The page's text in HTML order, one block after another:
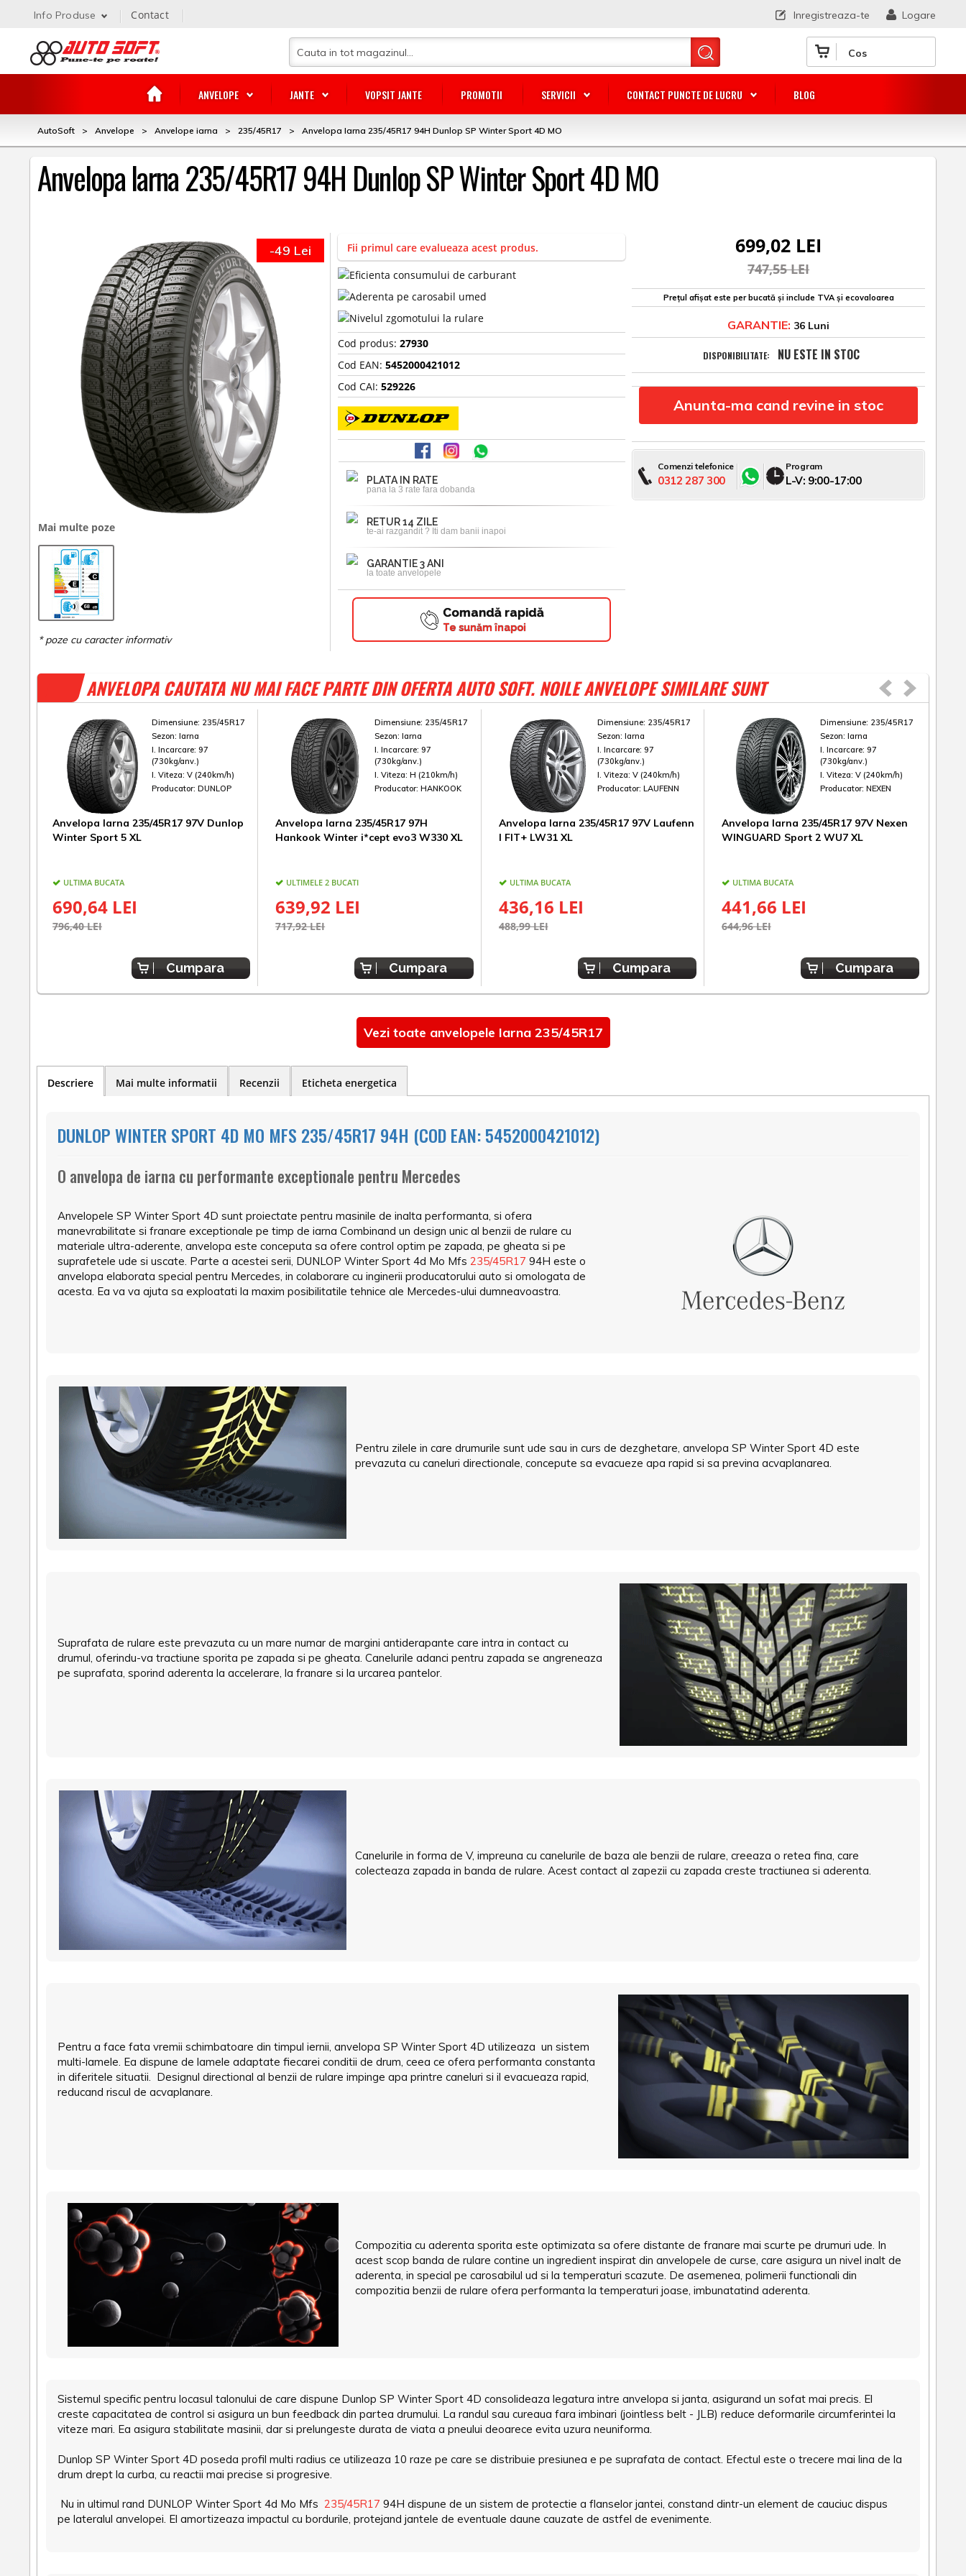
Cos
ANVELOPE JANTE VOPSIT JANTE PROMOTII SERVICII CONTACT PUNCTE DE LUCRU BLOG
Logare
Inregistreaza-te
Info Produse Contact
AutoSoft > Anvelope > Anvelope iarna > 235/45R17 > Anvelopa Iarna 235/45R17 94H Dunlop SP Winter Sport 4D MO
Anvelopa Iarna 235/45R17 94H Dunlop SP Winter Sport 4D MO
Mai multe poze
-49 Lei Fii primul care evalueaza acest produs.
Cod produs:27930
Cod EAN:5452000421012
Cod CAI:529226
PLATA IN RATE
pana la 3 rate fara dobanda
RETUR 14 ZILE
te-ai razgandit ? Iti dam banii inapoi
GARANTIE 3 ANI
la toate anvelopele
Comandă rapidă
Te sunăm înapoi
699,02 LEI
747,55 LEI
Prețul afișat este per bucată și include TVA și ecovaloarea
GARANTIE: 36 Luni
DISPONIBILITATE: NU ESTE IN STOC
Anunta-ma cand revine in stoc
Comenzi telefonice
0312 287 300
Program
L-V: 9:00-17:00
ANVELOPA CAUTATA NU MAI FACE PARTE DIN OFERTA AUTO SOFT. NOILE ANVELOPE SIMILARE SUNT
Dimensiune: 235/45R17
Sezon: Iarna
I. Incarcare: 97
(730kg/anv.)
I. Viteza: V (240km/h)
Producator: DUNLOP
Anvelopa Iarna 235/45R17 97V Dunlop
Winter Sport 5 XL
ULTIMA BUCATA
690,64 LEI
796,40 LEI
Cumpara
Dimensiune: 235/45R17
Sezon: Iarna
I. Incarcare: 97
(730kg/anv.)
I. Viteza: H (210km/h)
Producator: HANKOOK
Anvelopa Iarna 235/45R17 97H
Hankook Winter i*cept evo3 W330 XL
ULTIMELE 2 BUCATI
639,92 LEI
717,92 LEI
Cumpara
Dimensiune: 235/45R17
Sezon:Iarna
I. Incarcare:97
(730kg/anv.)
I. Viteza:V (240km/h)
Producator:LAUFENN
Anvelopa Iarna 235/45R17 97V Laufenn
I FIT+ LW31 XL
ULTIMA BUCATA
436,16 LEI
488,99 LEI
Cumpara
Dimensiune: 235/45R17
Sezon:Iarna
I. Incarcare:97
(730kg/anv.)
I. Viteza:V (240km/h)
Producator:NEXEN
Anvelopa Iarna 235/45R17 97V Nexen
WINGUARD Sport 2 WU7 XL
ULTIMA BUCATA
441,66 LEI
644,96 LEI
Cumpara
Vezi toate anvelopele Iarna 235/45R17
Descriere Mai multe informatii Recenzii Eticheta energetica
DUNLOP WINTER SPORT 4D MO MFS 235/45R17 94H (COD EAN: 5452000421012)
O anvelopa de iarna cu performante exceptionale pentru Mercedes
Anvelopele SP Winter Sport 4D sunt proiectate pentru masinile de inalta performanta, si ofera
manevrabilitate si franare exceptionale pe timp de iarna Combinand un design unic al benzii de rulare cu
materiale ultra-aderente, anvelopa este conceputa sa ofere control optim pe zapada, pe gheata si pe
suprafetele ude si uscate. Parte a acestei serii, DUNLOP Winter Sport 4d Mo Mfs 235/45R17 94H este o
anvelopa elaborata special pentru Mercedes, in colaborare cu inginerii producatorului auto si omologata de
acesta. Ea va va ajuta sa exploatati la maxim posibilitatile tehnice ale Mercedes-ului dumneavoastra.
Pentru zilele in care drumurile sunt ude sau in curs de dezghetare, anvelopa SP Winter Sport 4D este
prevazuta cu caneluri directionale, concepute sa evacueze apa rapid si sa previna acvaplanarea.
Suprafata de rulare este prevazuta cu un mare numar de margini antiderapante care intra in contact cu
drumul, oferindu-va tractiune sporita pe zapada si pe gheata. Canelurile adanci pentru zapada se angreneaza
pe suprafata, sporind aderenta la accelerare, la franare si la urcarea pantelor.
Canelurile in forma de V, impreuna cu canelurile de baza ale benzii de rulare, creeaza o retea fina, care
colecteaza zapada in banda de rulare. Acest contact al zapezii cu zapada creste tractiunea si aderenta.
Pentru a face fata vremii schimbatoare din timpul iernii, anvelopa SP Winter Sport 4D utilizeaza un sistem
multi-lamele. Ea dispune de lamele adaptate fiecarei conditii de drum, ceea ce ofera performanta constanta
in diferitele situatii. Designul directional al benzii de rulare impinge apa printre caneluri si il evacueaza rapid,
reducand riscul de acvaplanare.
Compozitia cu aderenta sporita este optimizata sa ofere distante de franare mai scurte pe drumuri ude. In
acest scop banda de rulare contine un ingredient inspirat din anvelopele de curse, care asigura un nivel inalt de
aderenta, in special pe carosabilul ud si la temperaturi scazute. De asemenea, polimerii functionali din
compozitia benzii de rulare ofera performanta la temperaturi joase, imbunatatind aderenta.
Sistemul specific pentru locasul talonului de care dispune Dunlop SP Winter Sport 4D consolideaza legatura intre anvelopa si janta, asigurand un sofat mai precis. El
creste capacitatea de control si asigura un bun feedback din partea drumului. La randul sau cureaua fara imbinari (jointless belt - JLB) reduce deformarile circumferintei la
viteze mari. Ea asigura stabilitate masinii, dar si prelungeste durata de viata a pneului deoarece evita uzura neuniforma.
Dunlop SP Winter Sport 4D poseda profil multi radius ce utilizeaza 10 raze pe care se distribuie presiunea e pe suprafata de contact. Efectul este o trecere mai lina de la
drum drept la curba, cu reactii mai precise si progresive.
Nu in ultimul rand DUNLOP Winter Sport 4d Mo Mfs 235/45R17 94H dispune de un sistem de protectie a flanselor jantei, constand dintr-un element de cauciuc dispus
pe lateralul anvelopei. El amortizeaza impactul cu bordurile, protejand jantele de eventuale daune cauzate de astfel de evenimente.